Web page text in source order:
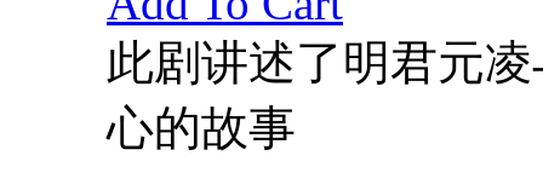
此剧讲述了明君元
心的故事